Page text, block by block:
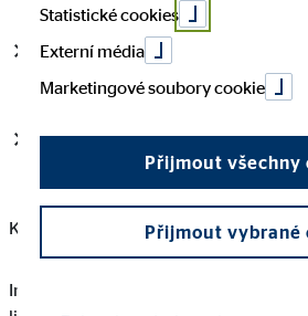
Klienti můžou rovněž využít e-
kontakt:
klient@ovb.cz
Po předchozí domluvě možné
2343/24, 148 00 Praha 4
Komunikačním jazykem je čeština.
Informace o poskytovaných službách
Statistické cookies
Externí média
Marketingové soubory cookie
Přijmout všechny
Přijmout vybrané